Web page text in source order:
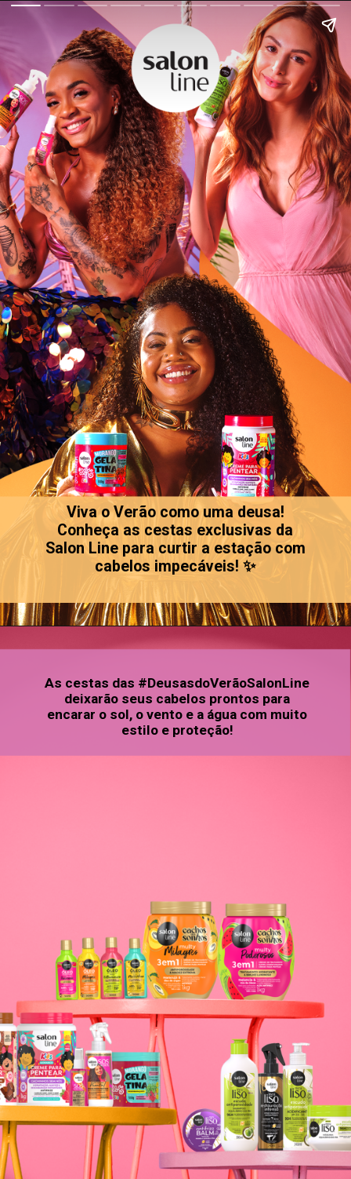
Viva o Verão como uma deusa!
Conheça as cestas exclusivas da
Salon Line para curtir a estação com
cabelos impecáveis! ✨
As cestas das #DeusasdoVerãoSalonLine
deixarão seus cabelos prontos para
encarar o sol, o vento e a água com muito
estilo e proteção!